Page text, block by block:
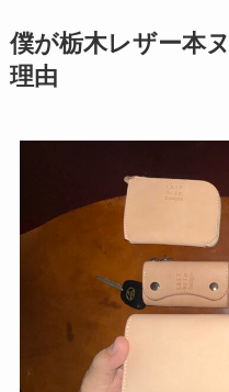
僕が栃木レザー本
理由